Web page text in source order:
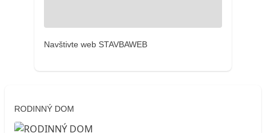
Navštivte web STAVBAWEB
RODINNÝ DOM